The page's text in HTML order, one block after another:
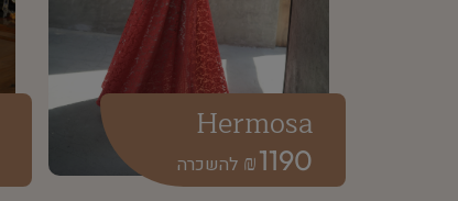
1190
₪
Hermosa